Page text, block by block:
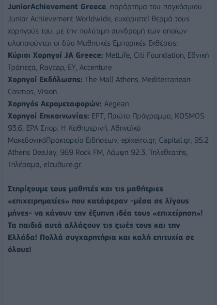
JuniorAchievement Greece, παράρτημα του παγκόσμιου
Junior Achievement Worldwide, ευχαριστεί θερμά τους
χορηγούς του, με την πολύτιμη συνδρομή των οποίων
υλοποιούνται οι δύο Μαθητικές Εμπορικές Εκθέσεις:
Κύριοι Χορηγοί JA Greece: MetLife, Citi Foundation, Εθνική
Τράπεζα, Raycap, EY, Accenture
Χορηγοί Εκδήλωσης: Τhe Mall Athens, Mediterranean
Cosmos, Vision
Χορηγός Αερομεταφορών: Aegean
Χορηγοί Επικοινωνίας: EΡΤ, Πρώτο Πρόγραμμα, KΟSMOS
93.6, ΕΡΑ Σπορ, Η Καθημερινή, Αθηναϊκό-
ΜακεδονικόΠρακτορείο Ειδήσεων, epixeiro.gr, Capital.gr, 95.2
Athens DeeJay, 969 Rock FM, Λάμψη 92.3, Τηλεθεατής,
Τηλέραμα, elculture.gr.
Στηρίζουμε τους μαθητές και τις μαθήτριες
«επιχειρηματίες» που κατάφεραν -μέσα σε λίγους
μήνες- να κάνουν την έξυπνη ιδέα τους «επιχείρηση»!
Τα παιδιά αυτά αλλάζουν τις ζωές τους και την
Ελλάδα! Πολλά συγχαρητήρια και καλή επιτυχία σε
όλους!